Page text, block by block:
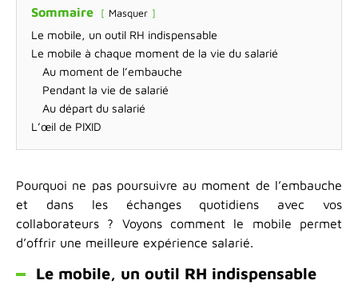
Sommaire Masquer
Le mobile, un outil RH indispensable
Le mobile à chaque moment de la vie du salarié
Au moment de l’embauche
Pendant la vie de salarié
Au départ du salarié
L’œil de PIXID
Pourquoi ne pas poursuivre au moment de l’embauche
et dans les échanges quotidiens avec vos
collaborateurs ? Voyons comment le mobile permet
d’offrir une meilleure expérience salarié.
Le mobile, un outil RH indispensable